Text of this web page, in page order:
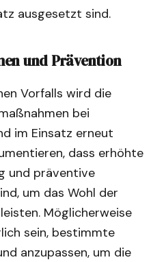
ausgesetzt sind.
und Prävention
Vorfalls wird die
bei
im Einsatz erneut
dass erhöhte
und präventive
um das Wohl der
Möglicherweise
sein, bestimmte
anzupassen, um die